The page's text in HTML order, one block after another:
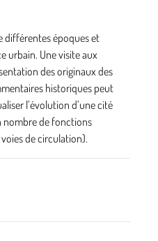
différentes époques et
urbain. Une visite aux
des originaux des
historiques peut
l’évolution d’une cité
nombre de fonctions
de circulation).